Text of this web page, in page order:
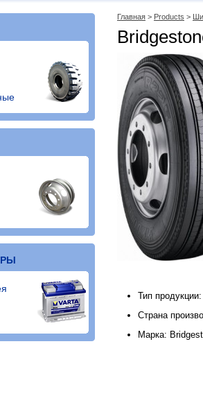
Главная > Products >
Тип
Страна
Марка: